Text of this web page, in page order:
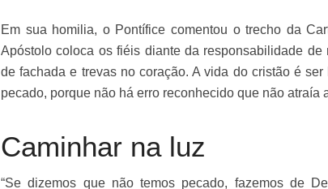
Em sua homilia, o Pontífice comentou o trecho da
Apóstolo coloca os fiéis diante da responsabilidade
de fachada e trevas no coração. A vida do cristão é
pecado, porque não há erro reconhecido que não atraía
Caminhar na luz
“Se dizemos que não temos pecado, fazemos de